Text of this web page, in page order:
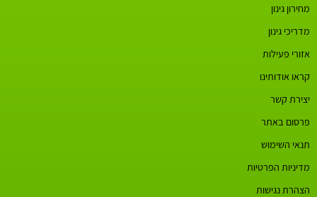
מחירון גינון
מדריכי גינון
אזורי פעילות
קראו אודותינו
יצירת קשר
פרסום באתר
תנאי השימוש
מדיניות הפרטיות
הצהרת נגישות